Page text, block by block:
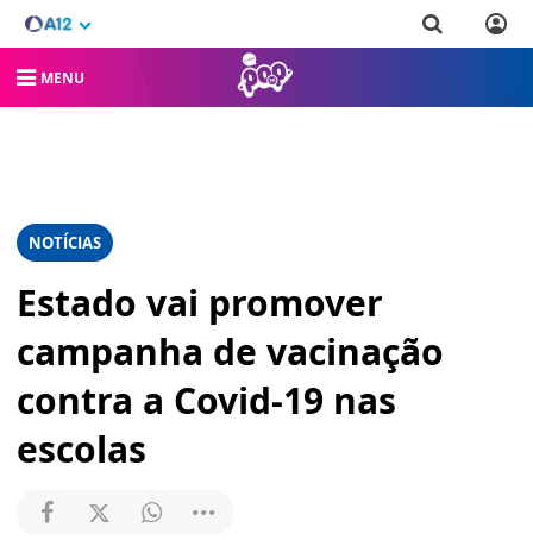
MENU
NOTÍCIAS
Estado vai promover
campanha de vacinação
contra a Covid-19 nas
escolas